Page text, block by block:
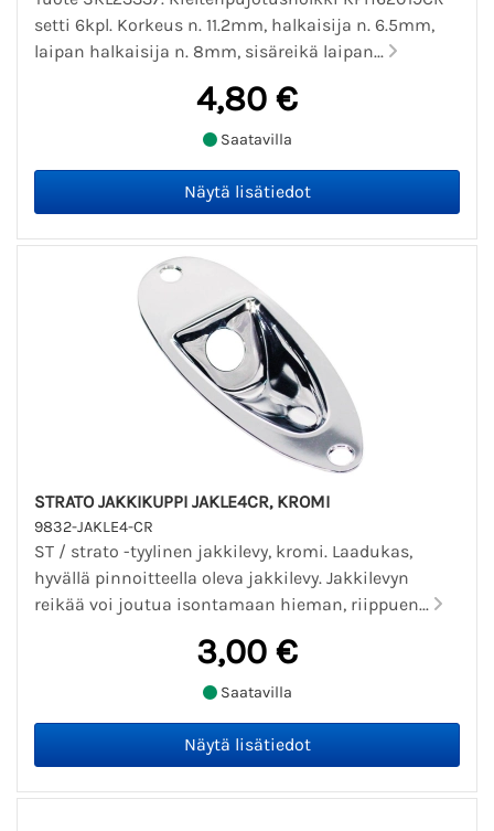
setti 6kpl. Korkeus n. 11.2mm, halkaisija n. 6.5mm,
laipan halkaisija n. 8mm, sisäreikä laipan...
4,80 €
Saatavilla
STRATO JAKKIKUPPI JAKLE4CR, KROMI
9832-JAKLE4-CR
ST / strato -tyylinen jakkilevy, kromi. Laadukas,
hyvällä pinnoitteella oleva jakkilevy. Jakkilevyn
reikää voi joutua isontamaan hieman, riippuen...
3,00 €
Saatavilla